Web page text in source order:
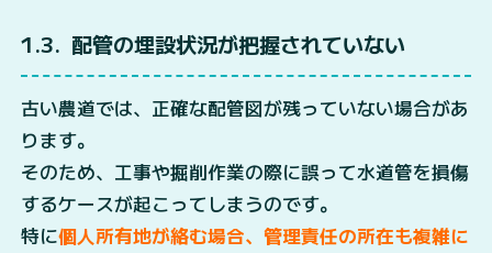
1.3 配管の埋設状況が把握されていない
古い農道では、正確な配管図が残っていない場合があ
ります。
そのため、工事や掘削作業の際に誤って水道管を損傷
するケースが起こってしまうのです。
特に個人所有地が絡む場合、管理責任の所在も複雑に